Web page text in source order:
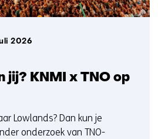
jij? KNMI x TNO op
2026
Lowlands? Dan kun je
onderzoek van TNO-